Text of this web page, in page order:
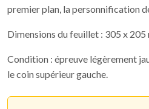
premier plan, la personnification
Dimensions du feuillet : 305 x 205
Condition : épreuve légèrement
le coin supérieur gauche.